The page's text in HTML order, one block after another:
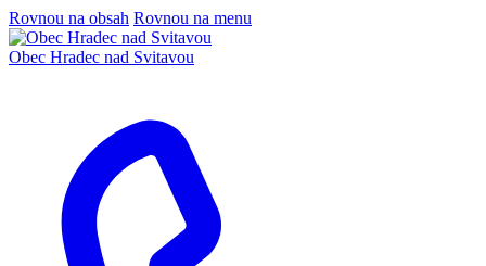
Rovnou na obsah Rovnou na menu
Obec Hradec nad Svitavou